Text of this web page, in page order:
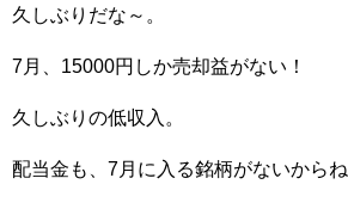
久しぶりだな～。
7月、15000円しか売却益がない！
久しぶりの低収入。
配当金も、7月に入る銘柄がないからね